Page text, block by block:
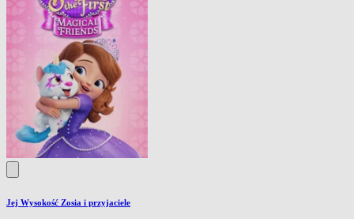
Jej Wysokość Zosia i przyjaciele